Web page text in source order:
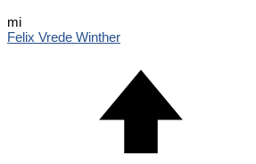
mi
Felix Vrede Winther